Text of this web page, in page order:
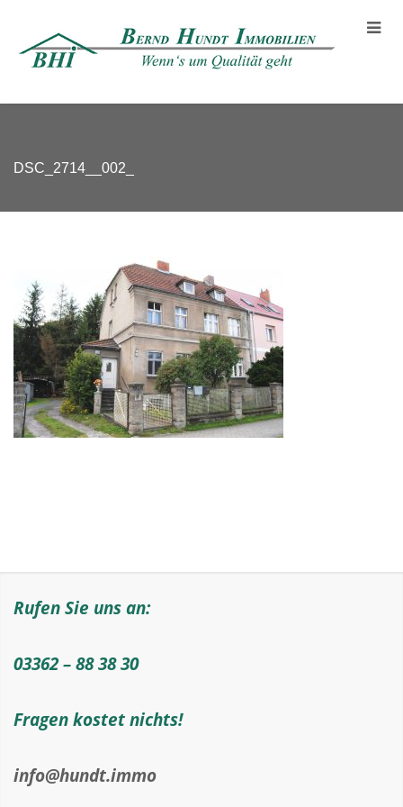
DSC_2714__002_
Rufen Sie uns an:
03362 – 88 38 30
Fragen kostet nichts!
info@hundt.immo